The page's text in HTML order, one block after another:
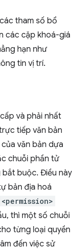
tham số bổ
các cặp khoá-giá
hạn như
tin vị trí.
và phải nhất
tiếp văn bản
văn bản dựa
chuỗi phần tử
bắt buộc. Điều này
bản địa hoá
<permission>
thì một số chuỗi
từng loại quyền
đến việc sử